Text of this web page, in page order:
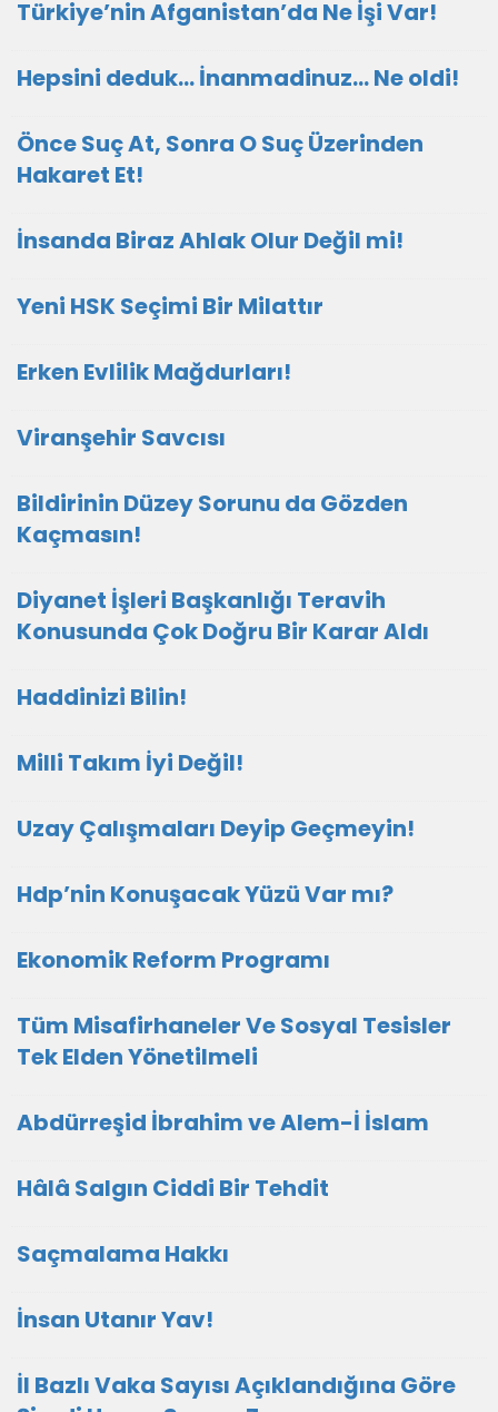
Türkiye’nin Afganistan’da Ne İşi Var!
Hepsini deduk... İnanmadinuz... Ne oldi!
Önce Suç At, Sonra O Suç Üzerinden
Hakaret Et!
İnsanda Biraz Ahlak Olur Değil mi!
Yeni HSK Seçimi Bir Milattır
Erken Evlilik Mağdurları!
Viranşehir Savcısı
Bildirinin Düzey Sorunu da Gözden
Kaçmasın!
Diyanet İşleri Başkanlığı Teravih
Konusunda Çok Doğru Bir Karar Aldı
Haddinizi Bilin!
Milli Takım İyi Değil!
Uzay Çalışmaları Deyip Geçmeyin!
Hdp’nin Konuşacak Yüzü Var mı?
Ekonomik Reform Programı
Tüm Misafirhaneler Ve Sosyal Tesisler
Tek Elden Yönetilmeli
Abdürreşid İbrahim ve Alem-İ İslam
Hâlâ Salgın Ciddi Bir Tehdit
Saçmalama Hakkı
İnsan Utanır Yav!
İl Bazlı Vaka Sayısı Açıklandığına Göre